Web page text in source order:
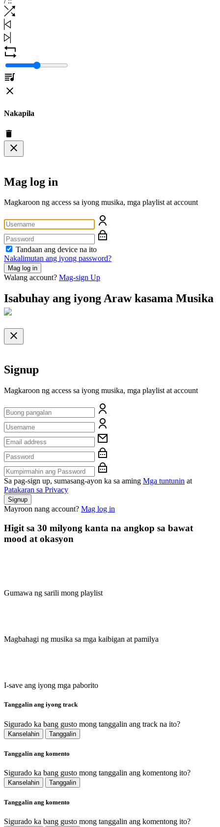
Nakapila
Mag log in
Magkaroon ng access sa iyong musika, mga playlist at account
Tandaan ang device na ito
Nakalimutan ang iyong password?
Mag log in
Walang account? Mag-sign Up
Isabuhay ang iyong Araw kasama Musika
Signup
Magkaroon ng access sa iyong musika, mga playlist at account
Sa pag-sign up, sumasang-ayon ka sa aming Mga tuntunin at
Patakaran sa Privacy
Signup
Mayroon nang account? Mag log in
Higit sa 30 milyong kanta na angkop sa bawat
mood at okasyon
Gumawa ng sarili mong playlist
Magbahagi ng musika sa mga kaibigan at pamilya
I-save ang iyong mga paborito
Tanggalin ang iyong track
Sigurado ka bang gusto mong tanggalin ang track na ito?
Kanselahin Tanggalin
Tanggalin ang komento
Sigurado ka bang gusto mong tanggalin ang komentong ito?
Kanselahin Tanggalin
Tanggalin ang komento
Sigurado ka bang gusto mong tanggalin ang komentong ito?